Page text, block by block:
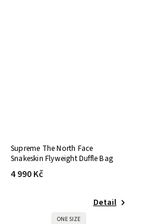
Supreme The North Face
Snakeskin Flyweight Duffle Bag
4 990 Kč
Detail
ONE SIZE